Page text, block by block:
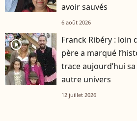
avoir sauvés
6 août 2026
player2
Franck Ribéry : loin
père a marqué
trace aujourd’hui
autre univers
12 juillet 2026